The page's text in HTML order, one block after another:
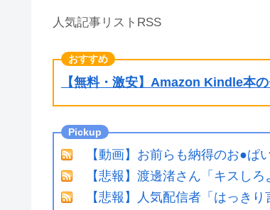
人気記事リストRSS
【無料・激安】Amazon Kindle本
【動画】お前らも納得のお●ぱ
【悲報】渡邊渚さん「キスし
【悲報】人気配信者「はっき